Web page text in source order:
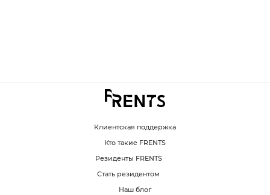
Клиентская поддержка
Кто такие FRENTS
Резиденты FRENTS
Стать резидентом
Наш блог